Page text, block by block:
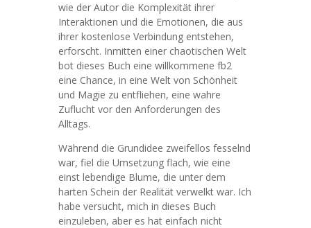
wie der Autor die Komplexität ihrer
Interaktionen und die Emotionen, die aus
ihrer kostenlose Verbindung entstehen,
erforscht. Inmitten einer chaotischen Welt
bot dieses Buch eine willkommene fb2
eine Chance, in eine Welt von Schönheit
und Magie zu entfliehen, eine wahre
Zuflucht vor den Anforderungen des
Alltags.
Während die Grundidee zweifellos fesselnd
war, fiel die Umsetzung flach, wie eine
einst lebendige Blume, die unter dem
harten Schein der Realität verwelkt war. Ich
habe versucht, mich in dieses Buch
einzuleben, aber es hat einfach nicht